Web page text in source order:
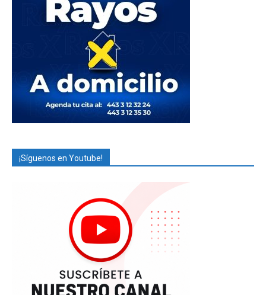
¡Síguenos en Youtube!